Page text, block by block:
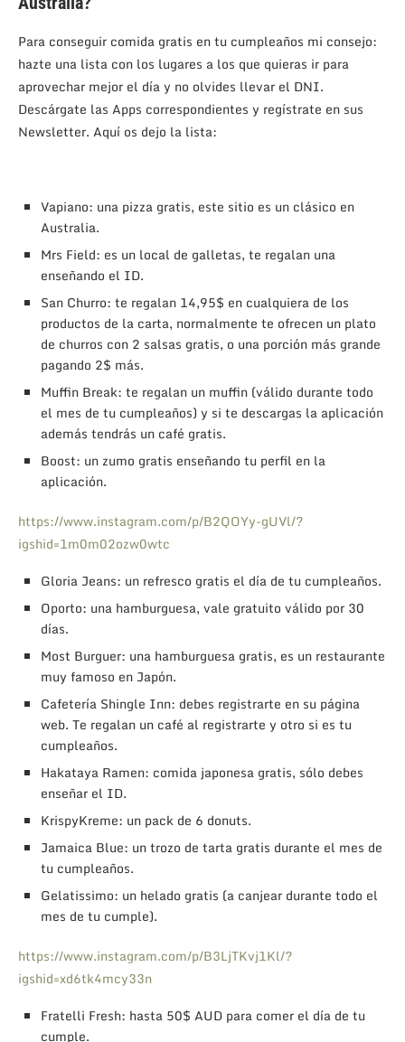
Para conseguir comida gratis en tu cumpleaños mi consejo:
hazte una lista con los lugares a los que quieras ir para
aprovechar mejor el día y no olvides llevar el DNI.
Descárgate las Apps correspondientes y regístrate en sus
Newsletter. Aquí os dejo la lista:
Vapiano: una pizza gratis, este sitio es un clásico en
Australia.
Mrs Field: es un local de galletas, te regalan una
enseñando el ID.
San Churro: te regalan 14,95$ en cualquiera de los
productos de la carta, normalmente te ofrecen un plato
de churros con 2 salsas gratis, o una porción más grande
pagando 2$ más.
Muffin Break: te regalan un muffin (válido durante todo
el mes de tu cumpleaños) y si te descargas la aplicación
además tendrás un café gratis.
Boost: un zumo gratis enseñando tu perfil en la
aplicación.
https://www.instagram.com/p/B2QOYy-gUVl/?
igshid=1m0m02ozw0wtc
Gloria Jeans: un refresco gratis el día de tu cumpleaños.
Oporto: una hamburguesa, vale gratuito válido por 30
días.
Most Burguer: una hamburguesa gratis, es un restaurante
muy famoso en Japón.
Cafetería Shingle Inn: debes registrarte en su página
web. Te regalan un café al registrarte y otro si es tu
cumpleaños.
Hakataya Ramen: comida japonesa gratis, sólo debes
enseñar el ID.
KrispyKreme: un pack de 6 donuts.
Jamaica Blue: un trozo de tarta gratis durante el mes de
tu cumpleaños.
Gelatissimo: un helado gratis (a canjear durante todo el
mes de tu cumple).
https://www.instagram.com/p/B3LjTKvj1Kl/?
igshid=xd6tk4mcy33n
Fratelli Fresh: hasta 50$ AUD para comer el día de tu
cumple.